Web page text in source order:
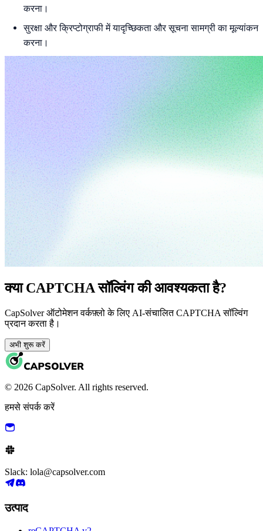
करना।
सुरक्षा और क्रिप्टोग्राफी में यादृच्छिकता और सूचना सामग्री का मूल्यांकन
करना।
क्या CAPTCHA सॉल्विंग की आवश्यकता है?
CapSolver ऑटोमेशन वर्कफ़्लो के लिए AI-संचालित CAPTCHA सॉल्विंग
प्रदान करता है।
अभी शुरू करें
© 2026 CapSolver. All rights reserved.
हमसे संपर्क करें
Slack: lola@capsolver.com
उत्पाद